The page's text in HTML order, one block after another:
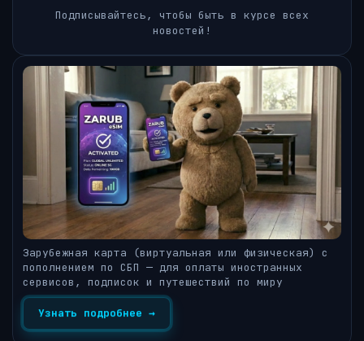
Подписывайтесь, чтобы быть в курсе всех
новостей!
Зарубежная карта (виртуальная или физическая) с
пополнением по СБП — для оплаты иностранных
сервисов, подписок и путешествий по миру
Узнать подробнее →